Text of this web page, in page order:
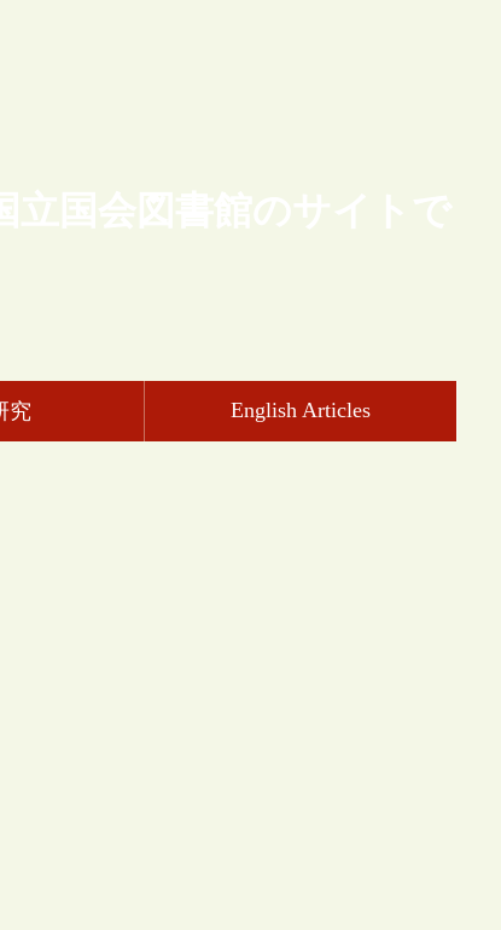
立国会図書館のサイトで
究 English Articles